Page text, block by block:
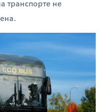
транспорте не